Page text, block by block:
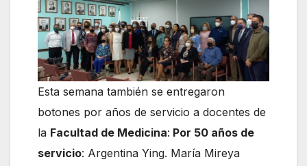
Esta semana también se entregaron
botones por años de servicio a docentes de
la Facultad de Medicina: Por 50 años de
servicio: Argentina Ying. María Mireya